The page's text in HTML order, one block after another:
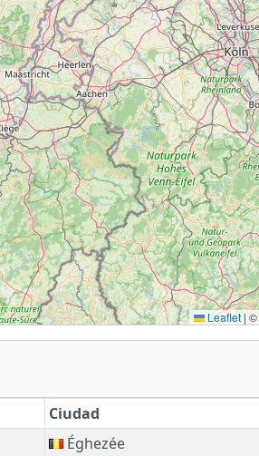
Leaflet | ©
Ciudad
Éghezée